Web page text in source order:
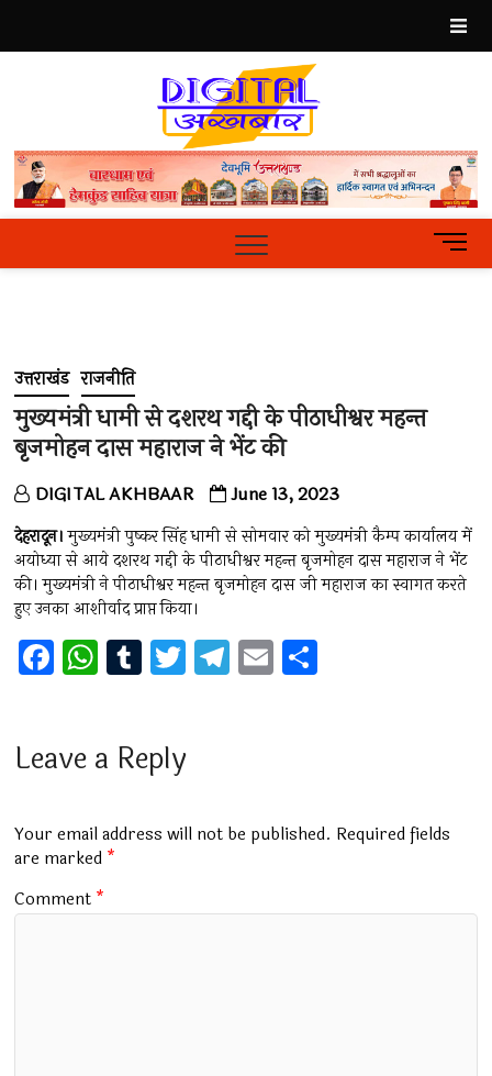
content
Hindi
News
PortalM
e
उत्तराखंड राजनीति
मुख्यमंत्री धामी से दशरथ गद्दी के पीठाधीश्वर महन्त
बृजमोहन दास महाराज ने भेंट की
DIGITAL AKHBAAR June 13, 2023
देहरादून।मुख्यमंत्री पुष्कर सिंह धामी से सोमवार को मुख्यमंत्री कैम्प कार्यालय में
अयोध्या से आये दशरथ गद्दी के पीठाधीश्वर महन्त बृजमोहन दास महाराज ने भेंट
की। मुख्यमंत्री ने पीठाधीश्वर महन्त बृजमोहन दास जी महाराज का स्वागत करते
हुए उनका आशीर्वाद प्राप्त किया।
F
a
b
o
k
W
h
s
p
p
T
u
bl
T
wi
er
T
el
m
E
m
Leave a Reply
Your email address will not be published. Required fields
are marked *
Comment *